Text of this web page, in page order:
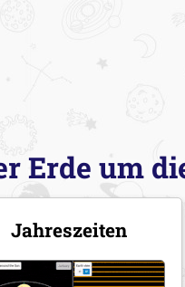
Erde um
Jahreszeiten